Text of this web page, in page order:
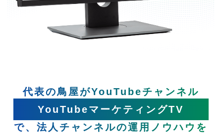
代表の鳥屋がYouTubeチャンネル
YouTubeマーケティングTV
で、法人チャンネルの運用ノウハウを